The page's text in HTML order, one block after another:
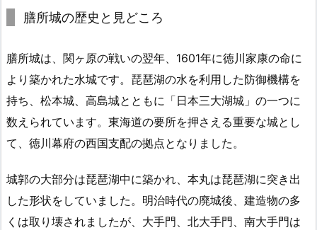
膳所城の歴史と見どころ
膳所城は、関ヶ原の戦いの翌年、1601年に徳川家康の命に
より築かれた水城です。琵琶湖の水を利用した防御機構を
持ち、松本城、高島城とともに「日本三大湖城」の一つに
数えられています。東海道の要所を押さえる重要な城とし
て、徳川幕府の西国支配の拠点となりました。
城郭の大部分は琵琶湖中に築かれ、本丸は琵琶湖に突き出
した形状をしていました。明治時代の廃城後、建造物の多
くは取り壊されましたが、大手門、北大手門、南大手門は